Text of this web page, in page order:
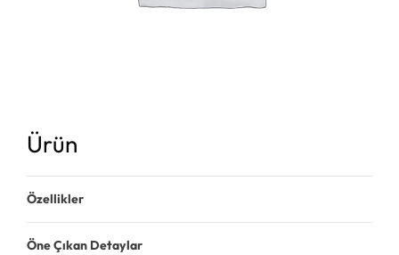
Ürün
Özellikler
Öne Çıkan Detaylar